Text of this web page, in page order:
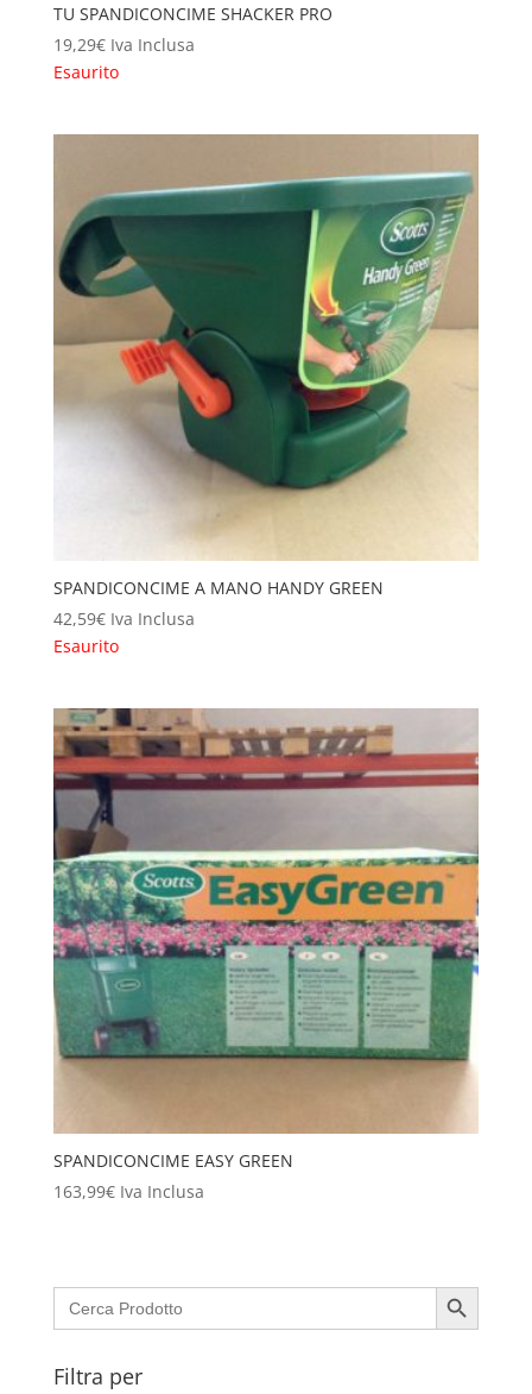
TU SPANDICONCIME SHACKER PRO
19,29€ Iva Inclusa
Esaurito
SPANDICONCIME A MANO HANDY GREEN
42,59€ Iva Inclusa
Esaurito
SPANDICONCIME EASY GREEN
163,99€ Iva Inclusa
Search
for:
Search Button
Filtra per